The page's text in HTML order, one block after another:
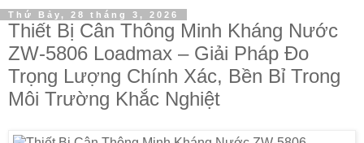
Thứ Bảy, 28 tháng 3, 2026
Thiết Bị Cân Thông Minh Kháng Nước
ZW‑5806 Loadmax – Giải Pháp Đo
Trọng Lượng Chính Xác, Bền Bỉ Trong
Môi Trường Khắc Nghiệt